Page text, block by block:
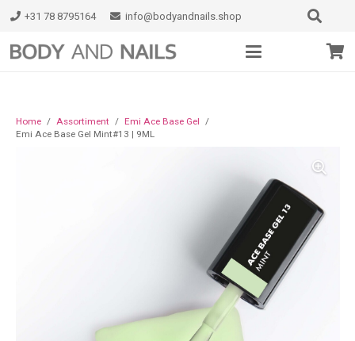
+31 78 8795164 info@bodyandnails.shop
Home / Assortiment / Emi Ace Base Gel /
Emi Ace Base Gel Mint#13 | 9ML